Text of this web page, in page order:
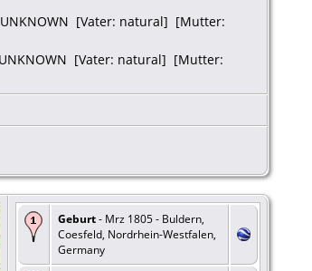
UNKNOWN [Vater: natural] [Mutter:
UNKNOWN [Vater: natural] [Mutter:
Geburt- Mrz 1805 - Buldern,
Coesfeld, Nordrhein-Westfalen,
Germany